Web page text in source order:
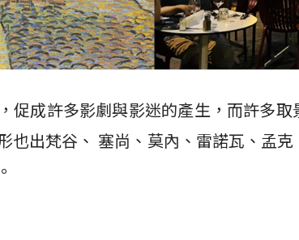
促成許多影劇與影迷的產生，而許多
也出梵谷、 塞尚、莫內、雷諾瓦、孟